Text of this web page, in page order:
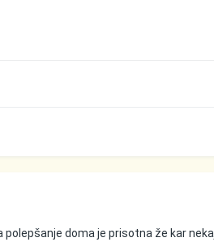
polepšanje doma je prisotna že kar